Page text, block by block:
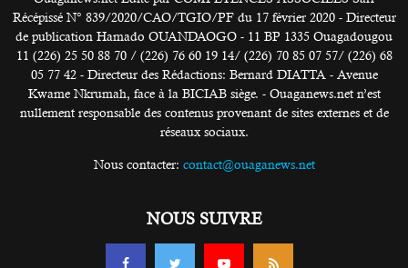
Récépissé N° 839/2020/CAO/TGIO/PF du 17 février 2020 - Directeur
de publication Hamado OUANDAOGO - 11 BP 1335 Ouagadougou
11 (226) 25 50 88 70 / (226) 76 60 19 14/ (226) 70 85 07 57/ (226) 68
05 77 42 - Directeur des Rédactions: Bernard DIATTA - Avenue
Kwame Nkrumah, face à la BICIAB siège. - Ouaganews.net n’est
nullement responsable des contenus provenant de sites externes et de
réseaux sociaux.
Nous contacter: contact@ouaganews.net
NOUS SUIVRE